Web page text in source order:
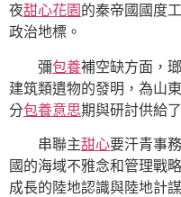
夜甜心花園的秦帝國國度
政治地標。
彌包養補空缺方面，
建筑類遺物的發明，為山
分包養意思期與研討供給
串聯主甜心要汗青事
國的海域不雅念和管理戰略
成長的陸地認識與陸地計謀